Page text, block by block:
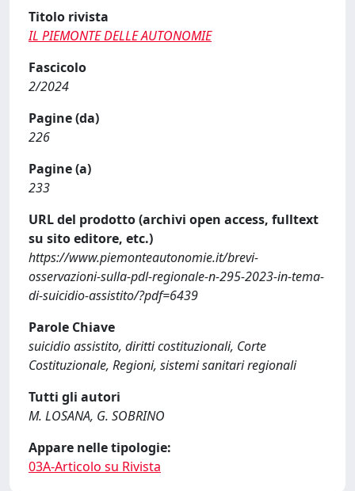
Titolo rivista
IL PIEMONTE DELLE AUTONOMIE
Fascicolo
2/2024
Pagine (da)
226
Pagine (a)
233
URL del prodotto (archivi open access, fulltext
su sito editore, etc.)
https://www.piemonteautonomie.it/brevi-
osservazioni-sulla-pdl-regionale-n-295-2023-in-tema-
di-suicidio-assistito/?pdf=6439
Parole Chiave
suicidio assistito, diritti costituzionali, Corte
Costituzionale, Regioni, sistemi sanitari regionali
Tutti gli autori
M. LOSANA, G. SOBRINO
Appare nelle tipologie:
03A-Articolo su Rivista